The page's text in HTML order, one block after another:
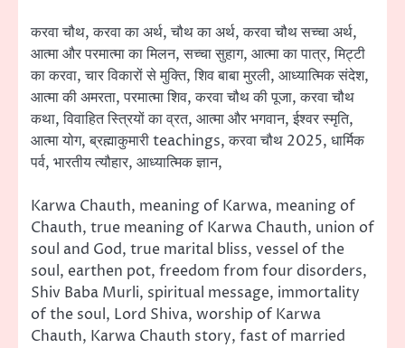
करवा चौथ, करवा का अर्थ, चौथ का अर्थ, करवा चौथ सच्चा अर्थ,
आत्मा और परमात्मा का मिलन, सच्चा सुहाग, आत्मा का पात्र, मिट्टी
का करवा, चार विकारों से मुक्ति, शिव बाबा मुरली, आध्यात्मिक संदेश,
आत्मा की अमरता, परमात्मा शिव, करवा चौथ की पूजा, करवा चौथ
कथा, विवाहित स्त्रियों का व्रत, आत्मा और भगवान, ईश्वर स्मृति,
आत्मा योग, ब्रह्माकुमारी teachings, करवा चौथ 2025, धार्मिक
पर्व, भारतीय त्यौहार, आध्यात्मिक ज्ञान,
Karwa Chauth, meaning of Karwa, meaning of
Chauth, true meaning of Karwa Chauth, union of
soul and God, true marital bliss, vessel of the
soul, earthen pot, freedom from four disorders,
Shiv Baba Murli, spiritual message, immortality
of the soul, Lord Shiva, worship of Karwa
Chauth, Karwa Chauth story, fast of married